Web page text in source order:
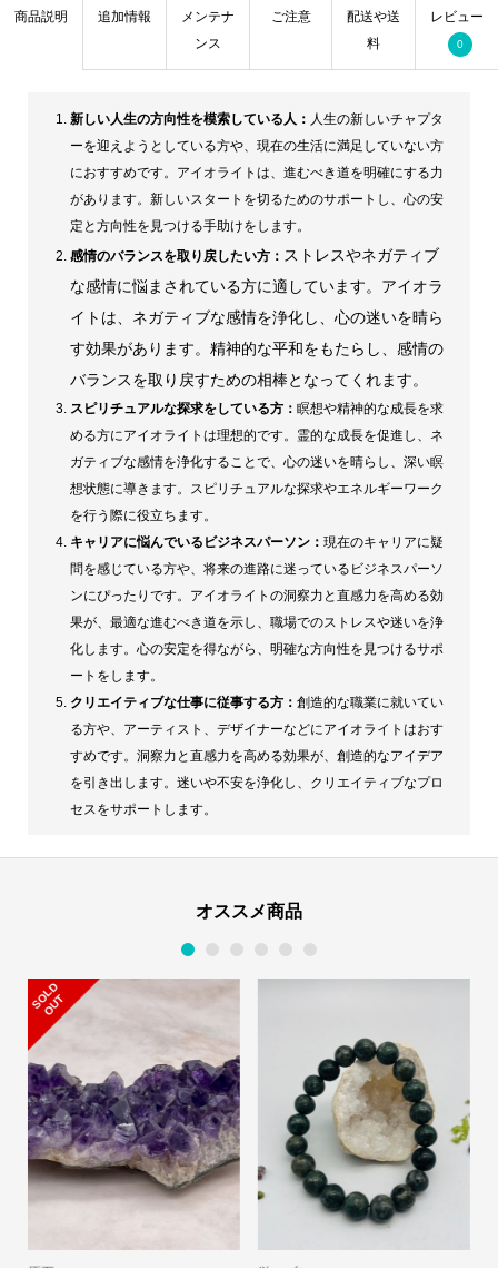
～
示
す/
精
神
安
定
～
商品説明 追加情報
メンテナ
ンス
ご注意
配送や送
料
レビュー
0
新しい人生の方向性を模索している人： 人生の新しいチャプタ
ーを迎えようとしている方や、現在の生活に満足していない方
におすすめです。アイオライトは、進むべき道を明確にする力
があります。新しいスタートを切るためのサポートし、心の安
定と方向性を見つける手助けをします。
感情のバランスを取り戻したい方： ストレスやネガティブ
な感情に悩まされている方に適しています。アイオラ
イトは、ネガティブな感情を浄化し、心の迷いを晴ら
す効果があります。精神的な平和をもたらし、感情の
バランスを取り戻すための相棒となってくれます。
スピリチュアルな探求をしている方： 瞑想や精神的な成長を求
める方にアイオライトは理想的です。霊的な成長を促進し、ネ
ガティブな感情を浄化することで、心の迷いを晴らし、深い瞑
想状態に導きます。スピリチュアルな探求やエネルギーワーク
を行う際に役立ちます。
キャリアに悩んでいるビジネスパーソン： 現在のキャリアに疑
問を感じている方や、将来の進路に迷っているビジネスパーソ
ンにぴったりです。アイオライトの洞察力と直感力を高める効
果が、最適な進むべき道を示し、職場でのストレスや迷いを浄
化します。心の安定を得ながら、明確な方向性を見つけるサポ
ートをします。
クリエイティブな仕事に従事する方： 創造的な職業に就いてい
る方や、アーティスト、デザイナーなどにアイオライトはおす
すめです。洞察力と直感力を高める効果が、創造的なアイデア
を引き出します。迷いや不安を浄化し、クリエイティブなプロ
セスをサポートします。
オススメ商品
S
O
L
D
O
U
T
1 2 3 4 5 6